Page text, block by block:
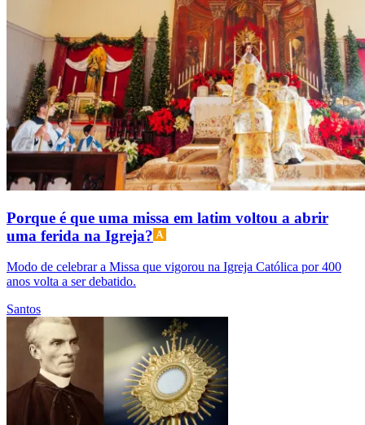
Porque é que uma missa em latim voltou a abrir
uma ferida na Igreja?
Modo de celebrar a Missa que vigorou na Igreja Católica por 400
anos volta a ser debatido.
Santos